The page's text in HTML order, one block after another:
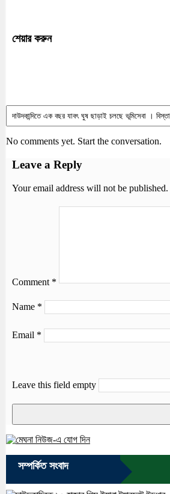
শেয়ার করুন
No comments yet. Start the conversation.
Leave a Reply
Your email address will not be published.
Comment *
Name *
Email *
Leave this field empty
সম্পর্কিত সংবাদ